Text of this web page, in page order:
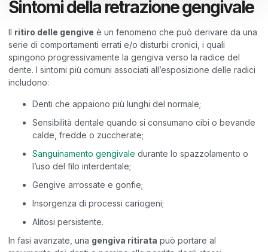
Sintomi della retrazione gengivale
Il ritiro delle gengive è un fenomeno che può derivare da una
serie di comportamenti errati e/o disturbi cronici, i quali
spingono progressivamente la gengiva verso la radice del
dente. I sintomi più comuni associati all’esposizione delle radici
includono:
Denti che appaiono più lunghi del normale;
Sensibilità dentale quando si consumano cibi o bevande
calde, fredde o zuccherate;
Sanguinamento gengivale durante lo spazzolamento o
l’uso del filo interdentale;
Gengive arrossate e gonfie;
Insorgenza di processi cariogeni;
Alitosi persistente.
In fasi avanzate, una gengiva ritirata può portare al